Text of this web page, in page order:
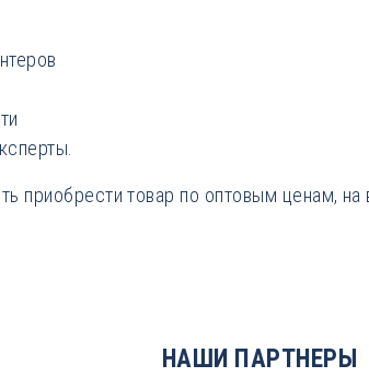
приобрести товар по оптовым ценам,
НАШИ ПАРТНЕРЫ